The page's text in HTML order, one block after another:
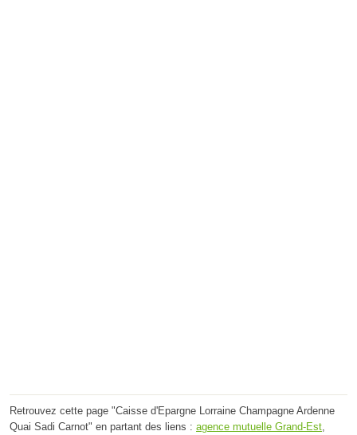
Retrouvez cette page "Caisse d'Epargne Lorraine Champagne Ardenne
Quai Sadi Carnot" en partant des liens : agence mutuelle Grand-Est,